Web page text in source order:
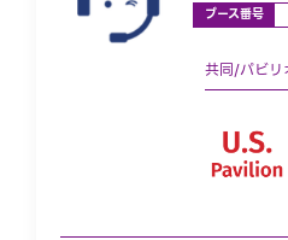
ブース番号